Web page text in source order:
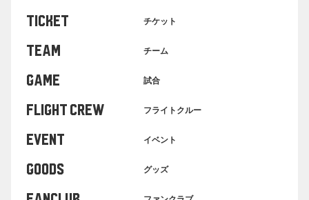
TICKET チケット
TEAM チーム
GAME 試合
FLIGHT CREW フライトクルー
EVENT イベント
GOODS グッズ